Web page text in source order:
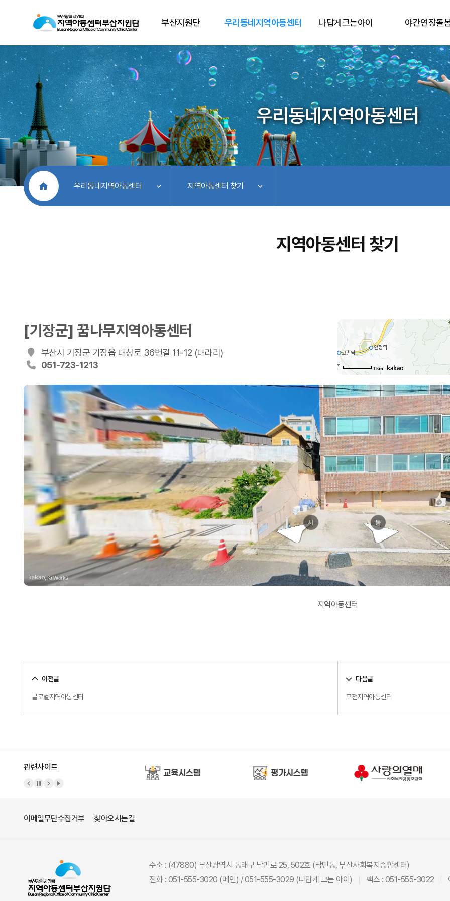
부산지원단 우리동네지역아동센터 나답게크는아이 야간연장돌
우리동네지역아동센터
처음으로우리동네지역아동센터 지역아동센터 찾기
지역아동센터 찾기
[기장군] 꿈나무지역아동센터
부산시 기장군 기장읍 대청로 36번길 11-12 (대라리)
051-723-1213
1km
대청로36번
대청로36번
서 동
, KnWorks
지역아동센터
이전글
글로벌지역아동센터
다음글
모전지역아동센터
관련사이트
이메일무단수집거부 찾아오시는길
주소 : (47880) 부산광역시 동래구 낙민로 25, 502호 (낙민동, 부산사회복지종합센터)
전화 : 051-555-3020 (메인) / 051-555-3029 (나답게 크는 아이)
팩스 : 051-555-3022